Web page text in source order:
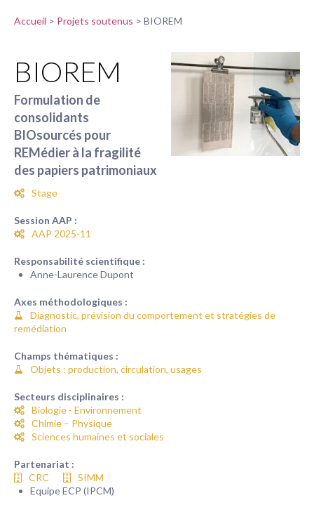
Accueil > Projets soutenus > BIOREM
BIOREM
Formulation de
consolidants
BIOsourcés pour
REMédier à la fragilité
des papiers patrimoniaux
Stage
Session AAP :
AAP 2025-11
Responsabilité scientifique :
Anne-Laurence Dupont
Axes méthodologiques :
Diagnostic, prévision du comportement et stratégies de
remédiation
Champs thématiques :
Objets : production, circulation, usages
Secteurs disciplinaires :
Biologie - Environnement
Chimie – Physique
Sciences humaines et sociales
Partenariat :
CRC
SIMM
Equipe ECP (IPCM)